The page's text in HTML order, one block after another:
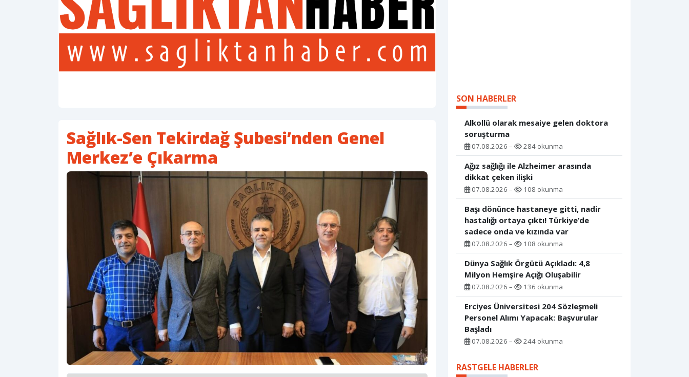
Sağlık-Sen Tekirdağ Şubesi’nden Genel
Merkez’e Çıkarma
SON HABERLER
Alkollü olarak mesaiye gelen doktora
soruşturma
07.08.2026 – 284 okunma
Ağız sağlığı ile Alzheimer arasında
dikkat çeken ilişki
07.08.2026 – 108 okunma
Başı dönünce hastaneye gitti, nadir
hastalığı ortaya çıktı! Türkiye’de
sadece onda ve kızında var
07.08.2026 – 108 okunma
Dünya Sağlık Örgütü Açıkladı: 4,8
Milyon Hemşire Açığı Oluşabilir
07.08.2026 – 136 okunma
Erciyes Üniversitesi 204 Sözleşmeli
Personel Alımı Yapacak: Başvurular
Başladı
07.08.2026 – 244 okunma
RASTGELE HABERLER